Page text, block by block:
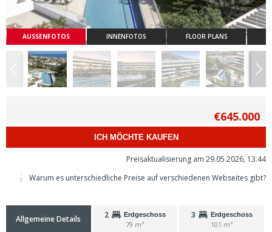
AUSSENFOTOS INNENFOTOS FLOOR PLANS
€645.000
ICH MÖCHTE KAUFEN
Preisaktualisierung am 29.05.2026, 13.44
Warum es unterschiedliche Preise auf verschiedenen Webseites gibt?
Allgemeine Details 2 Erdgeschoss
79 m²
3 Erdgeschoss
101 m²